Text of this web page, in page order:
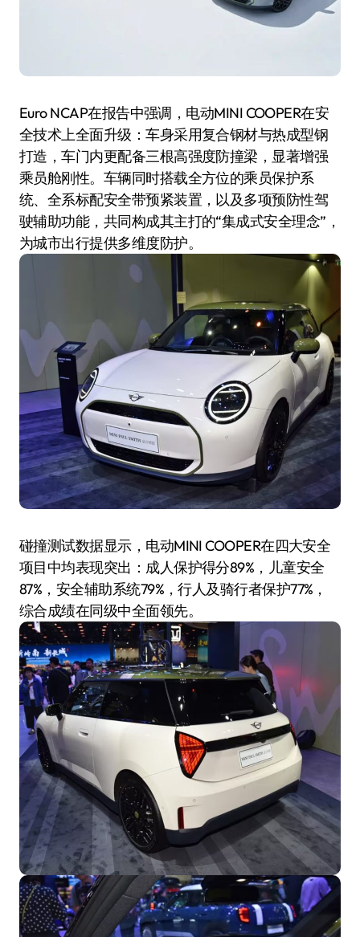
Euro NCAP在报告中强调，电动MINI COOPER在安
全技术上全面升级：车身采用复合钢材与热成型钢
打造，车门内更配备三根高强度防撞梁，显著增强
乘员舱刚性。车辆同时搭载全方位的乘员保护系
统、全系标配安全带预紧装置，以及多项预防性驾
驶辅助功能，共同构成其主打的“集成式安全理念”，
为城市出行提供多维度防护。
碰撞测试数据显示，电动MINI COOPER在四大安全
项目中均表现突出：成人保护得分89%，儿童安全
87%，安全辅助系统79%，行人及骑行者保护77%，
综合成绩在同级中全面领先。